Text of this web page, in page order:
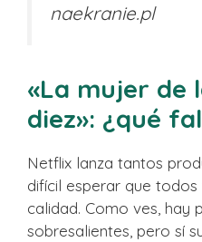
naekranie.pl
«La mujer de
diez»: ¿qué
Netflix lanza tantos
difícil esperar que
calidad. Como ves, hay
sobresalientes, pero sí